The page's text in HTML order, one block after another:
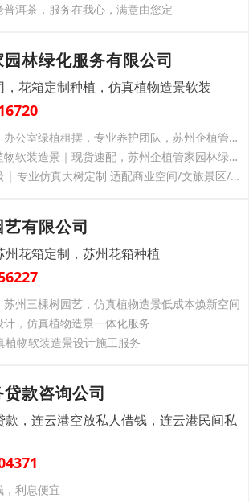
洱茶，服务在我心，满意由您定
林绿化服务有限公司
，花箱定制种植，仿真植物造景软装
苏州企业绿植托管，办公室绿植租摆，专业养护团队，苏州企植管家园林绿化一站式服务
上海紧急门店仿真植物软装造景｜现货速配，苏州企植管家园林绿化解你开业燃眉之急
深耕江浙沪景观升级 | 专业仿真大树定制 适配商业空间/文旅景区/厂区园区
有限公司
州花箱定制，苏州花箱种植
州三棵树园艺，仿真植物造景低成本焕新空间
，仿真植物造景一体化服务
植物软装造景设计施工服务
款咨询公司
款，连云港空放私人借钱，连云港民间私
利息便宜